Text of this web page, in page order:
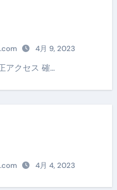
4月 9, 2023
アクセス 確…
4月 4, 2023